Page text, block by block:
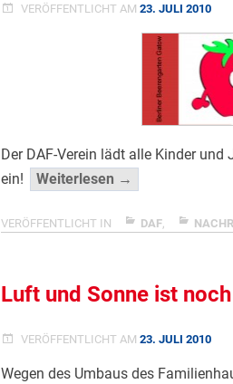
VERÖFFENTLICHT AM 23. JULI 2010
Der DAF-Verein lädt alle Kinder
ein!
Weiterlesen →
</span
VERÖFFENTLICHT IN DAF,
Luft und Sonne ist
VERÖFFENTLICHT AM 23. JULI 2010
Wegen des Umbaus des